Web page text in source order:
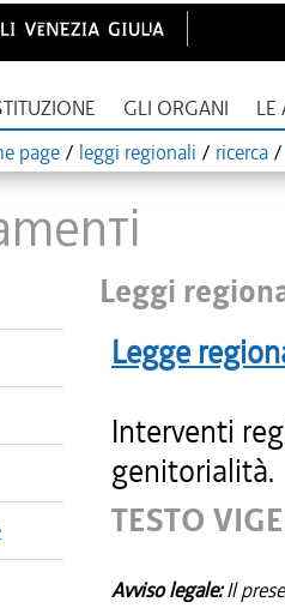
GLI ORGANI LE
page / leggi regionali / ricerca /
Leggi
Legge
Interventi
genitorialità.
TESTO
Avviso legale:Il